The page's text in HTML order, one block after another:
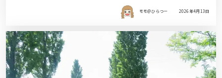
モモ＠ひらつー 2026年4月13日